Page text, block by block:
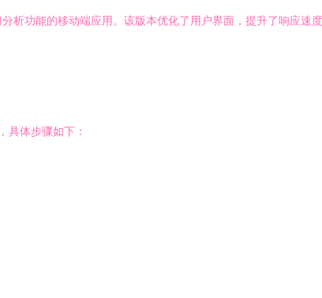
析功能的移动端应用。该版本优化了用户界面，提升了响应速
具体步骤如下：